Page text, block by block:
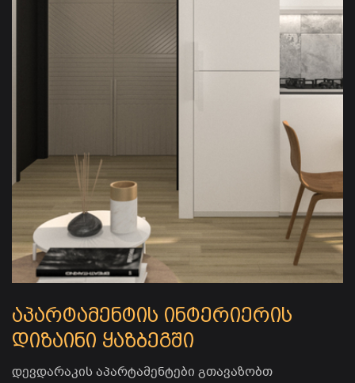
აპარტამენტის ინტერიერის
დიზაინი ყაზბეგში
დევდარაკის აპარტამენტები გთავაზობთ